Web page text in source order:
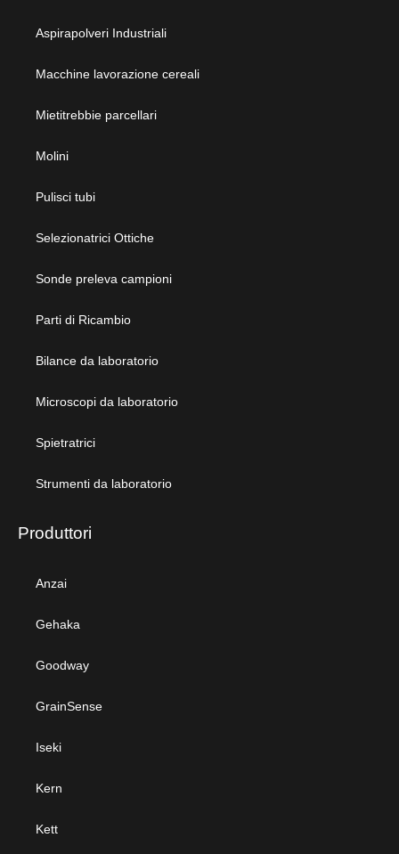
Aspirapolveri Industriali
Macchine lavorazione cereali
Mietitrebbie parcellari
Molini
Pulisci tubi
Selezionatrici Ottiche
Sonde preleva campioni
Parti di Ricambio
Bilance da laboratorio
Microscopi da laboratorio
Spietratrici
Strumenti da laboratorio
Produttori
Anzai
Gehaka
Goodway
GrainSense
Iseki
Kern
Kett